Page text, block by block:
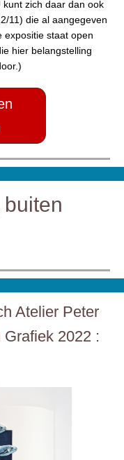
zich daar dan ook
11) die al aangegeven
expositie staat open
hier belangstelling
Atelier Peter
Grafiek 2022 :